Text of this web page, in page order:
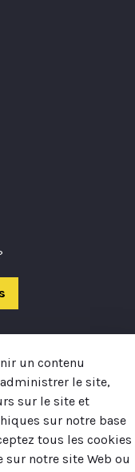
- Site web
un contenu
le site,
sur le site et
sur notre base
tous les cookies
notre site Web ou